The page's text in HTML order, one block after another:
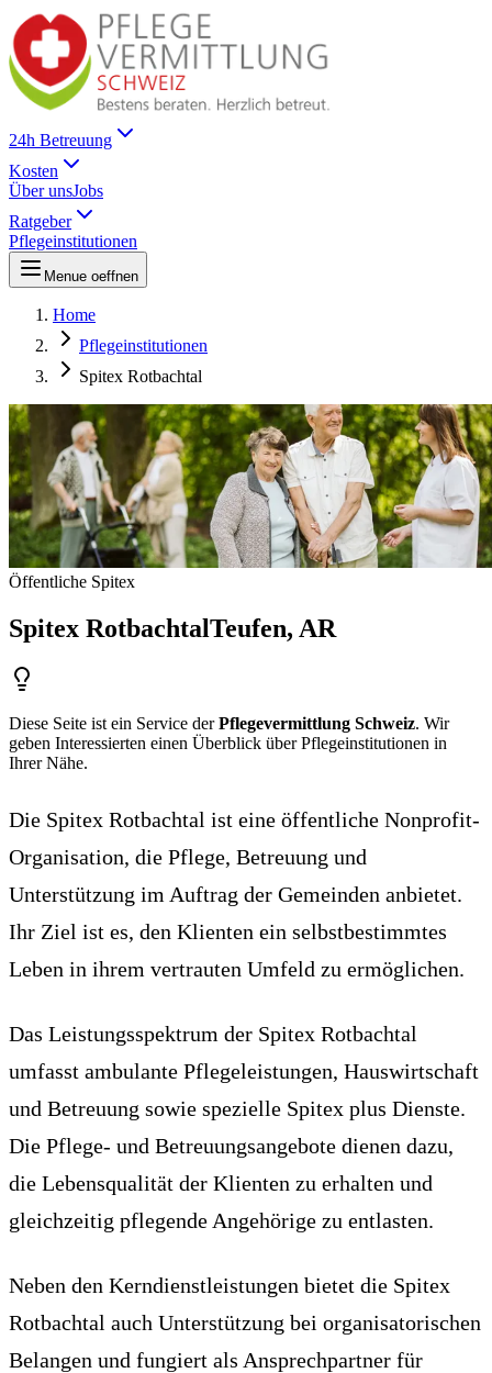
24h Betreuung
Kosten
Über unsJobs
Ratgeber
Pflegeinstitutionen
Menue oeffnen
Home
Pflegeinstitutionen
Spitex Rotbachtal
Öffentliche Spitex
Spitex RotbachtalTeufen, AR
Diese Seite ist ein Service derPflegevermittlung Schweiz. Wir
geben Interessierten einen Überblick über Pflegeinstitutionen in
Ihrer Nähe.
Die Spitex Rotbachtal ist eine öffentliche Nonprofit-
Organisation, die Pflege, Betreuung und
Unterstützung im Auftrag der Gemeinden anbietet.
Ihr Ziel ist es, den Klienten ein selbstbestimmtes
Leben in ihrem vertrauten Umfeld zu ermöglichen.
Das Leistungsspektrum der Spitex Rotbachtal
umfasst ambulante Pflegeleistungen, Hauswirtschaft
und Betreuung sowie spezielle Spitex plus Dienste.
Die Pflege- und Betreuungsangebote dienen dazu,
die Lebensqualität der Klienten zu erhalten und
gleichzeitig pflegende Angehörige zu entlasten.
Neben den Kerndienstleistungen bietet die Spitex
Rotbachtal auch Unterstützung bei organisatorischen
Belangen und fungiert als Ansprechpartner für